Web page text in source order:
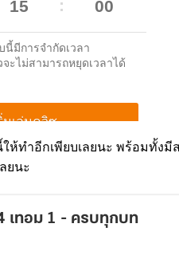
ห้ทำอีกเพียบเลยนะ พร้อมทั้ง
ยนะ